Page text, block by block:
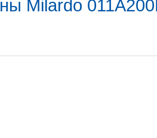
Milardo